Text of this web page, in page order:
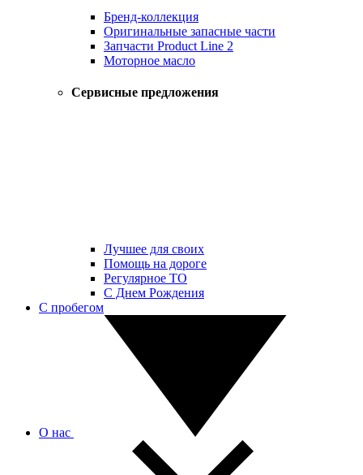
Бренд-коллекция
Оригинальные запасные части
Запчасти Product Line 2
Моторное масло
Сервисные предложения
Лучшее для своих
Помощь на дороге
Регулярное ТО
С Днем Рождения
С пробегом
О нас